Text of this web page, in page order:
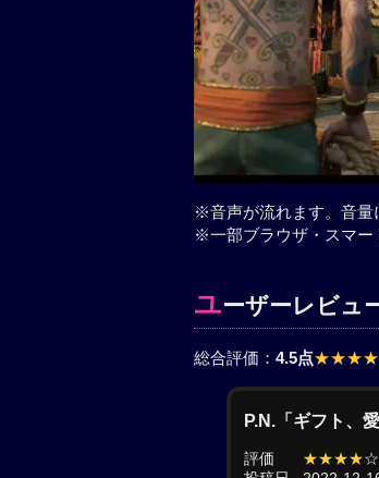
※音声が流れます。音量
※一部ブラウザ・スマー
ユーザーレビュ
総合評価： 4.5点
P.N.「ギフト、
評価 ★★★★☆